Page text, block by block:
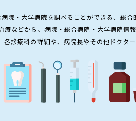
院・大学病院を調べることができる、総合
などから、病院・総合病院・大学病院情報
診療科の詳細や、病院長やその他ドクター